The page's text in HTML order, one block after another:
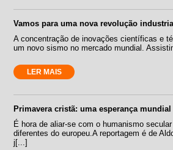
Vamos para uma nova revolução
A concentração de inovações científicas e
um novo sismo no mercado mundial.
LER MAIS
Primavera cristã: uma esperança mundial
É hora de aliar-se com o humanismo
diferentes do europeu.A reportagem é de
j[...]